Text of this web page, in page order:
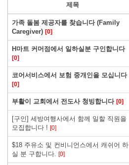
제목
가족 돌봄 제공자를 찾습니다 (Family
Caregiver) [0]
H마트 커머점에서 일하실분 구인합니다
[0]
코어서비스에서 보험 중개인을 모십니다
[0]
부활이 교회에서 전도사 청빙합니다 [0]
[구인] 세방여행사에서 함께 일할 직원을
모집합니다 ! [0]
$18 주유소 및 컨비니언스에서 캐쉬어 하
실 분 구합니다. [0]